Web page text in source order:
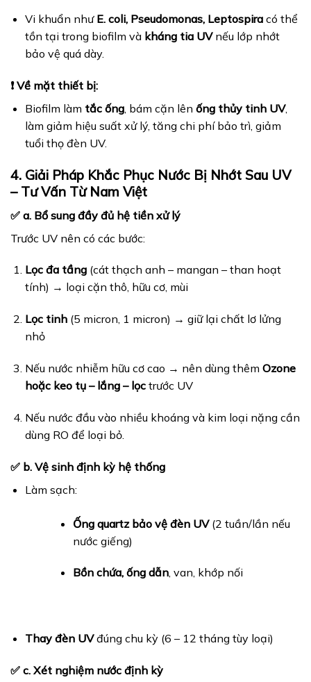
Vi khuẩn như E. coli, Pseudomonas, Leptospiracó thể
tồn tại trong biofilm và kháng tia UVnếu lớp nhớt
bảo vệ quá dày.
❗ Về mặt thiết bị:
Biofilm làm tắc ống, bám cặn lên ống thủy tinh UV,
làm giảm hiệu suất xử lý, tăng chi phí bảo trì, giảm
tuổi thọ đèn UV.
4. Giải Pháp Khắc Phục Nước Bị Nhớt Sau UV
– Tư Vấn Từ Nam Việt
✅ a. Bổ sung đầy đủ hệ tiền xử lý
Trước UV nên có các bước:
Lọc đa tầng(cát thạch anh – mangan – than hoạt
tính) → loại cặn thô, hữu cơ, mùi
Lọc tinh(5 micron, 1 micron) → giữ lại chất lơ lửng
nhỏ
Nếu nước nhiễm hữu cơ cao → nên dùng thêm Ozone
hoặc keo tụ – lắng – lọctrước UV
Nếu nước đầu vào nhiều khoáng và kim loại nặng cần
dùng RO để loại bỏ.
✅ b. Vệ sinh định kỳ hệ thống
Làm sạch:
Ống quartz bảo vệ đèn UV(2 tuần/lần nếu
nước giếng)
Bồn chứa, ống dẫn, van, khớp nối
Thay đèn UVđúng chu kỳ (6 – 12 tháng tùy loại)
✅ c. Xét nghiệm nước định kỳ